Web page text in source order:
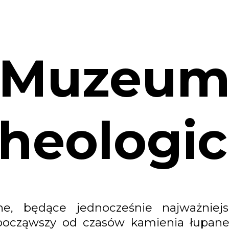
będące jednocześnie
od czasów kamienia